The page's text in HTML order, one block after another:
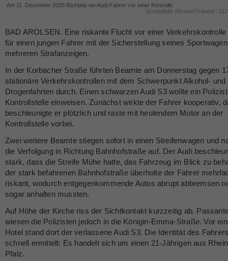
Am 11. Dezember 2025 flüchtete ein Audi-Fahrer vor einer Kontrolle.
Symbolbild: Michael Fränkel /
BAD AROLSEN. Eine riskante Flucht vor einer Verkehrskontrolle
für einen jungen Fahrer mit der Sicherstellung seines
mehreren Strafanzeigen.
In der Korbacher Straße führten Beamte am Donnerstag gegen
stationäre Verkehrskontrollen mit dem Schwerpunkt Alkohol- und
Drogenfahrten durch. Einen schwarzen Audi S3 wollte ein
Kontrollstelle einweisen. Zunächst wirkte der Fahrer kooperativ,
beschleunigte er plötzlich und raste mit heulendem Motor an der
Kontrollstelle vorbei.
Zwei weitere Beamte stiegen sofort in einen Streifenwagen und
die Verfolgung in Richtung Bahnhofstraße auf. Der Audi
stark, dass die Streife Mühe hatte, das Fahrzeug im Blick zu
der stark befahrenen Bahnhofstraße überholte der Fahrer
riskant, wodurch entgegenkommende Autos abrupt abbremsen
sogar anhalten mussten.
Auf Höhe der Kirche riss der Sichtkontakt kurzzeitig ab.
wiesen die Polizisten jedoch in die Königin-Emma-Straße. Vor
Hotel stand dort der verlassene Audi S3. Die Identität des
schnell ermittelt: Es handelt sich um einen 21-Jährigen aus
Pfalz.